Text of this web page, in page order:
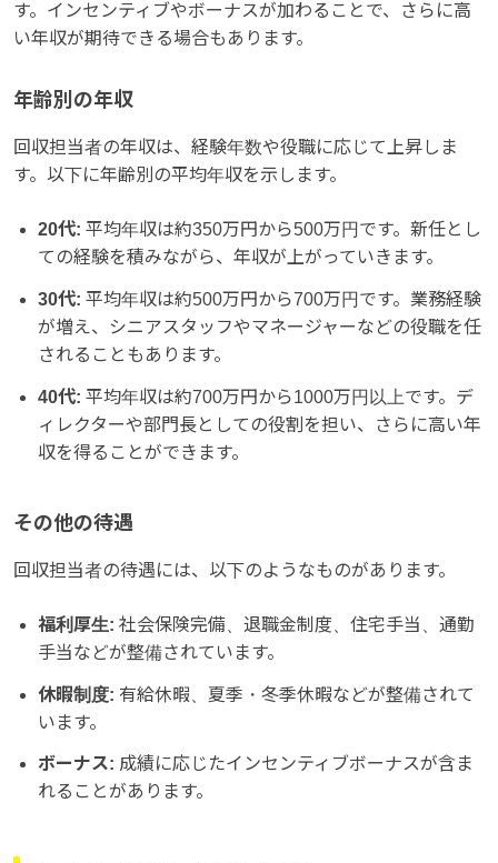
す。インセンティブやボーナスが加わることで、さらに高
い年収が期待できる場合もあります。
年齢別の年収
回収担当者の年収は、経験年数や役職に応じて上昇しま
す。以下に年齢別の平均年収を示します。
20代: 平均年収は約350万円から500万円です。新任とし
ての経験を積みながら、年収が上がっていきます。
30代: 平均年収は約500万円から700万円です。業務経験
が増え、シニアスタッフやマネージャーなどの役職を任
されることもあります。
40代: 平均年収は約700万円から1000万円以上です。デ
ィレクターや部門長としての役割を担い、さらに高い年
収を得ることができます。
その他の待遇
回収担当者の待遇には、以下のようなものがあります。
福利厚生: 社会保険完備、退職金制度、住宅手当、通勤
手当などが整備されています。
休暇制度: 有給休暇、夏季・冬季休暇などが整備されて
います。
ボーナス: 成績に応じたインセンティブボーナスが含ま
れることがあります。